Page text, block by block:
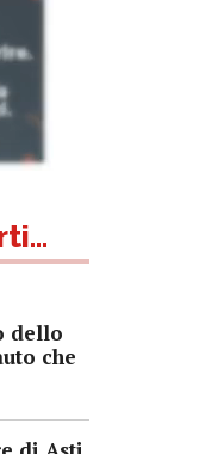
dello
che